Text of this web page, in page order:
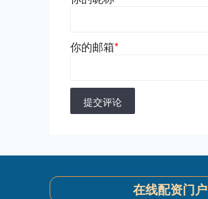
你的邮箱*
提交评论
在线配资门户